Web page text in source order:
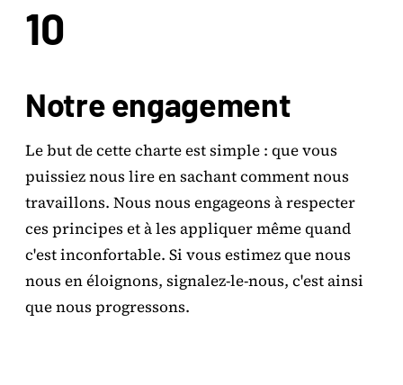
10
Notre engagement
Le but de cette charte est simple : que vous
puissiez nous lire en sachant comment nous
travaillons. Nous nous engageons à respecter
ces principes et à les appliquer même quand
c'est inconfortable. Si vous estimez que nous
nous en éloignons, signalez-le-nous, c'est ainsi
que nous progressons.